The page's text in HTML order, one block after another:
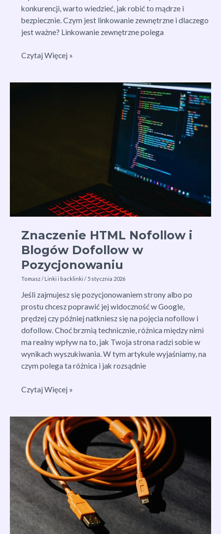
konkurencji, warto wiedzieć, jak robić to mądrze i
bezpiecznie. Czym jest linkowanie zewnętrzne i dlaczego
jest ważne? Linkowanie zewnętrzne polega
Linkowanie
Czytaj Więcej »
Znaczenie HTML Nofollow i
Blogów Dofollow w
Pozycjonowaniu
Tomasz/ Linki i backlinki / 5 stycznia 2026
Jeśli zajmujesz się pozycjonowaniem strony albo po
prostu chcesz poprawić jej widoczność w Google,
prędzej czy później natkniesz się na pojęcia nofollow i
dofollow. Choć brzmią technicznie, różnica między nimi
ma realny wpływ na to, jak Twoja strona radzi sobie w
wynikach wyszukiwania. W tym artykule wyjaśniamy, na
czym polega ta różnica i jak rozsądnie
Znaczenie
Blogów
Dofollow
w
Pozycjonowaniu
Czytaj Więcej »